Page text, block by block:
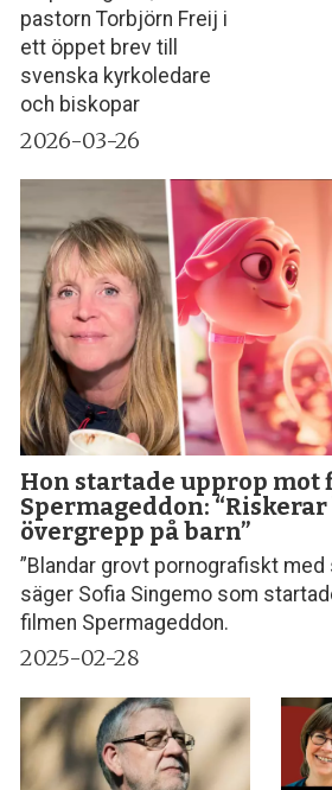
pastorn Torbjörn Freij i
ett öppet brev till
svenska kyrkoledare
och biskopar
2026-03-26
Hon startade upprop mot
Spermageddon:
övergrepp på barn”
”Blandar grovt pornografiskt
säger Sofia Singemo som
filmen Spermageddon.
2025-02-28